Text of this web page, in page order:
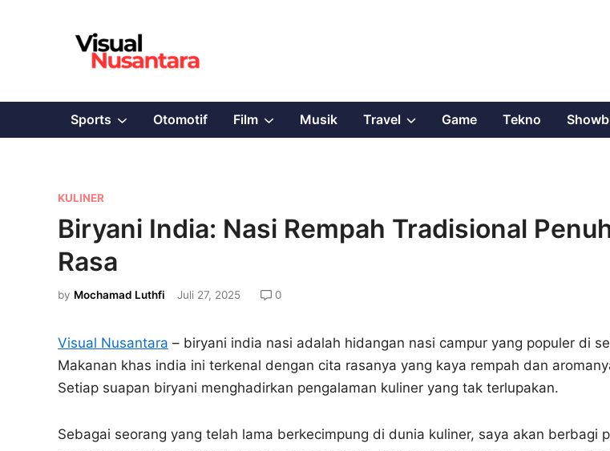
Sports ShowOtomotif Film ShowMusik Travel ShowGame Tekno
P
o
s
n
KULINER
Biryani India: Nasi Rempah Tradisional
Rasa
by Mochamad Luthfi Juli 27, 2025 0
Visual Nusantara – biryani india nasi adalah hidangan nasi campur yang populer di
Makanan khas india ini terkenal dengan cita rasanya yang kaya rempah dan
Setiap suapan biryani menghadirkan pengalaman kuliner yang tak terlupakan.
Sebagai seorang yang telah lama berkecimpung di dunia kuliner, saya akan berbagi